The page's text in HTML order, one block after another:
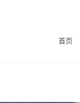
首页